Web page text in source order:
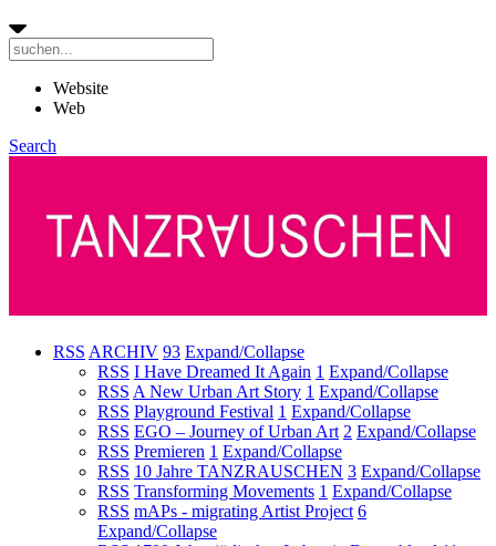
Website
Web
Search
RSS ARCHIV 93 Expand/Collapse
RSS I Have Dreamed It Again 1 Expand/Collapse
RSS A New Urban Art Story 1 Expand/Collapse
RSS Playground Festival 1 Expand/Collapse
RSS EGO – Journey of Urban Art 2 Expand/Collapse
RSS Premieren 1 Expand/Collapse
RSS 10 Jahre TANZRAUSCHEN 3 Expand/Collapse
RSS Transforming Movements 1 Expand/Collapse
RSS mAPs - migrating Artist Project 6
Expand/Collapse